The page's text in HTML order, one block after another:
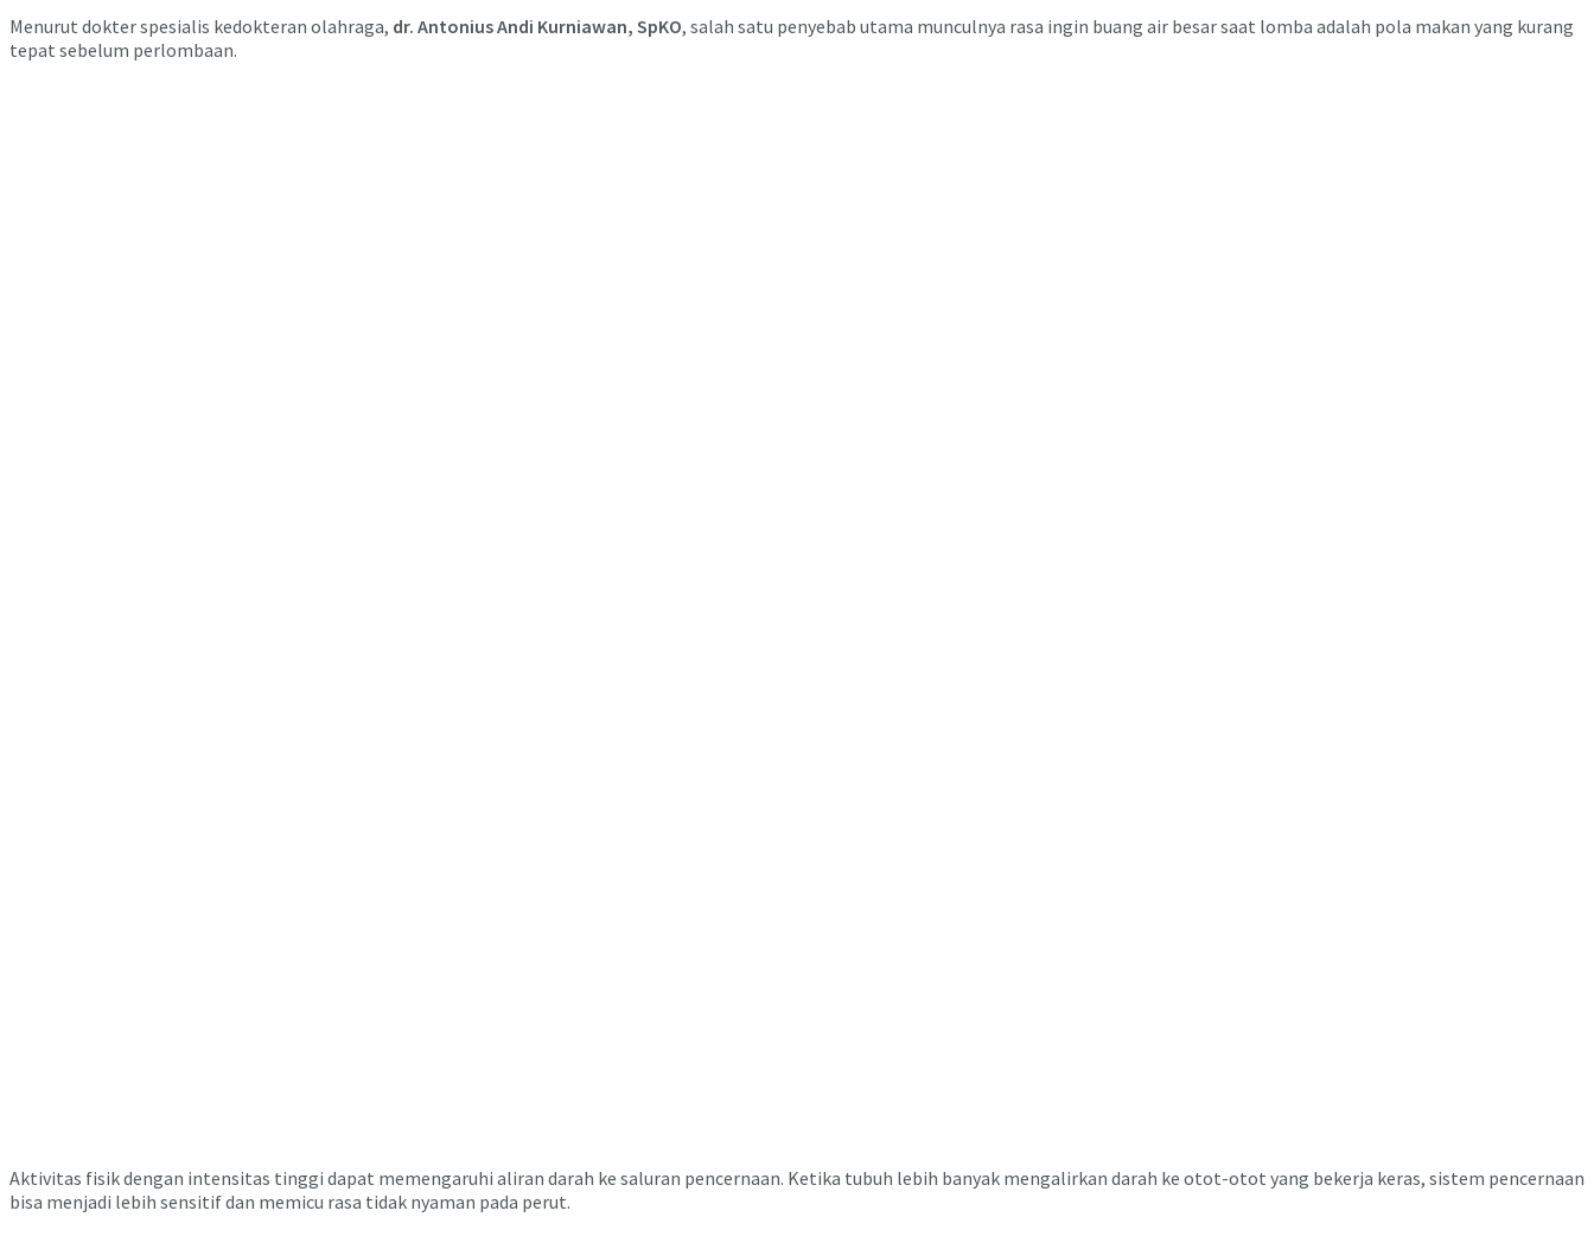
Menurut dokter spesialis kedokteran olahraga, dr. Antonius Andi Kurniawan, SpKO, salah satu penyebab utama munculnya rasa ingin buang air besar saat lomba adalah pola makan yang kurang
tepat sebelum perlombaan.
Aktivitas fisik dengan intensitas tinggi dapat memengaruhi aliran darah ke saluran pencernaan. Ketika tubuh lebih banyak mengalirkan darah ke otot-otot yang bekerja keras, sistem pencernaan
bisa menjadi lebih sensitif dan memicu rasa tidak nyaman pada perut.